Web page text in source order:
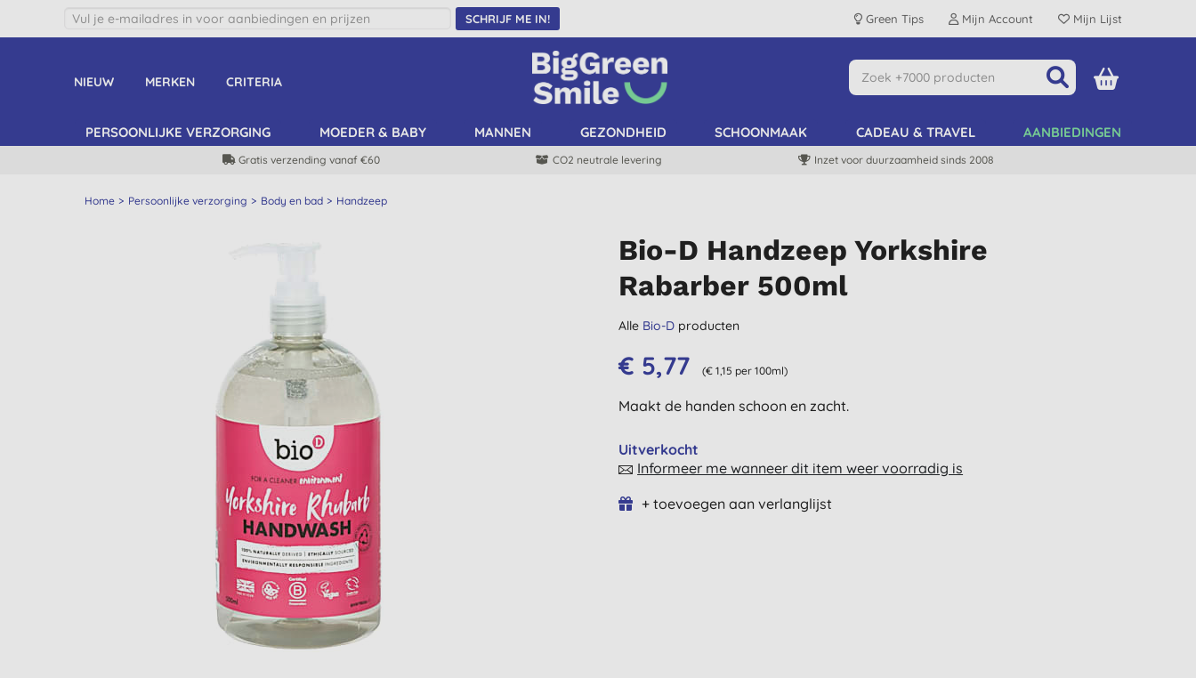
SCHRIJF ME IN! Green Tips Mijn Account Mijn Lijst
NIEUW MERKEN CRITERIA
PERSOONLIJKE VERZORGING MOEDER & BABY MANNEN GEZONDHEID SCHOONMAAK CADEAU & TRAVEL AANBIEDINGEN
Gratis verzending vanaf €60 CO2 neutrale levering Inzet voor duurzaamheid sinds 2008
Home Persoonlijke verzorging Body en bad Handzeep
Bio-D Handzeep Yorkshire
Rabarber 500ml
Alle Bio-D producten
€ 5,77 (€ 1,15 per 100ml)
Maakt de handen schoon en zacht.
Uitverkocht
Informeer me wanneer dit item weer voorradig is
+ toevoegen aan verlanglijst